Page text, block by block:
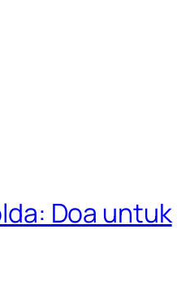
Doa untuk